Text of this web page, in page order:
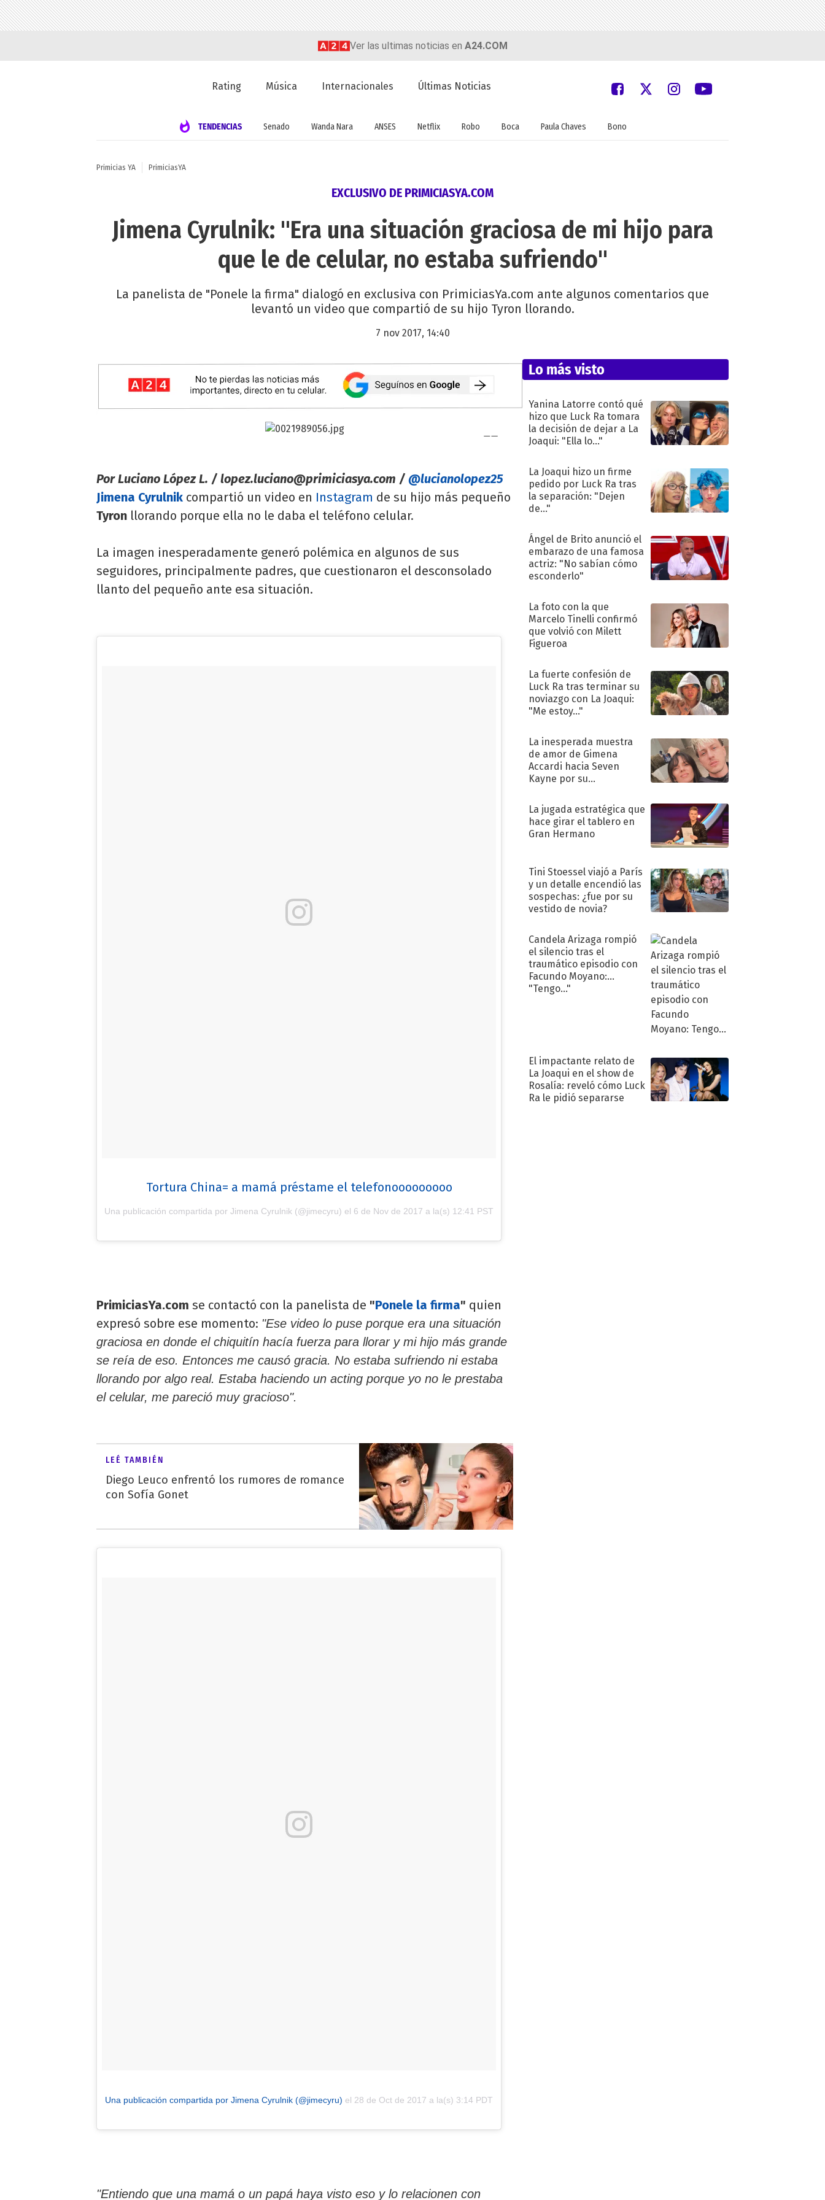
Ver las ultimas noticias en A24.COM
Rating Música Internacionales Últimas Noticias
TENDENCIAS Senado Wanda Nara ANSES Netflix Robo Boca Paula Chaves Bono
Primicias YA PrimiciasYA
EXCLUSIVO DE PRIMICIASYA.COM
Jimena Cyrulnik: "Era una situación graciosa de mi hijo para
que le de celular, no estaba sufriendo"
La panelista de "Ponele la firma" dialogó en exclusiva con PrimiciasYa.com ante algunos comentarios que
levantó un video que compartió de su hijo Tyron llorando.
7 nov 2017, 14:40
Por Luciano López L. / lopez.luciano@primiciasya.com / @lucianolopez25
Jimena Cyrulnik compartió un video en Instagram de su hijo más pequeño
Tyron llorando porque ella no le daba el teléfono celular.
La imagen inesperadamente generó polémica en algunos de sus
seguidores, principalmente padres, que cuestionaron el desconsolado
llanto del pequeño ante esa situación.
Tortura China= a mamá préstame el telefonooooooooo
Una publicación compartida por Jimena Cyrulnik (@jimecyru) el 6 de Nov de 2017 a la(s) 12:41 PST
PrimiciasYa.com se contactó con la panelista de "Ponele la firma" quien
expresó sobre ese momento: "Ese video lo puse porque era una situación
graciosa en donde el chiquitín hacía fuerza para llorar y mi hijo más grande
se reía de eso. Entonces me causó gracia. No estaba sufriendo ni estaba
llorando por algo real. Estaba haciendo un acting porque yo no le prestaba
el celular, me pareció muy gracioso".
LEÉ TAMBIÉN
Diego Leuco enfrentó los rumores de romance
con Sofía Gonet
Una publicación compartida por Jimena Cyrulnik (@jimecyru) el 28 de Oct de 2017 a la(s) 3:14 PDT
"Entiendo que una mamá o un papá haya visto eso y lo relacionen con
Lo más visto
Yanina Latorre contó qué
hizo que Luck Ra tomara
la decisión de dejar a La
Joaqui: "Ella lo..."
La Joaqui hizo un firme
pedido por Luck Ra tras
la separación: "Dejen
de..."
Ángel de Brito anunció el
embarazo de una famosa
actriz: "No sabían cómo
esconderlo"
La foto con la que
Marcelo Tinelli confirmó
que volvió con Milett
Figueroa
La fuerte confesión de
Luck Ra tras terminar su
noviazgo con La Joaqui:
"Me estoy..."
La inesperada muestra
de amor de Gimena
Accardi hacia Seven
Kayne por su
La jugada estratégica que
hace girar el tablero en
Gran Hermano
Tini Stoessel viajó a París
y un detalle encendió las
sospechas: ¿fue por su
vestido de novia?
Candela Arizaga rompió
el silencio tras el
traumático episodio con
Facundo Moyano:
"Tengo..."
El impactante relato de
La Joaqui en el show de
Rosalía: reveló cómo Luck
Ra le pidió separarse